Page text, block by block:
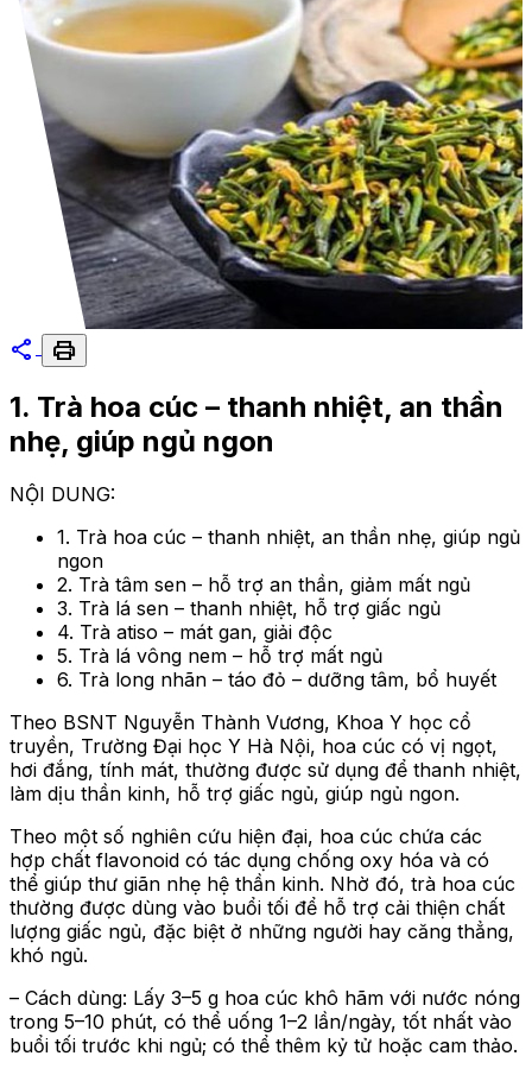
share print
1. Trà hoa cúc – thanh nhiệt, an thần
nhẹ, giúp ngủ ngon
NỘI DUNG:
1. Trà hoa cúc – thanh nhiệt, an thần nhẹ, giúp ngủ
ngon
2. Trà tâm sen – hỗ trợ an thần, giảm mất ngủ
3. Trà lá sen – thanh nhiệt, hỗ trợ giấc ngủ
4. Trà atiso – mát gan, giải độc
5. Trà lá vông nem – hỗ trợ mất ngủ
6. Trà long nhãn – táo đỏ – dưỡng tâm, bổ huyết
Theo BSNT Nguyễn Thành Vương, Khoa Y học cổ
truyền, Trường Đại học Y Hà Nội, hoa cúc có vị ngọt,
hơi đắng, tính mát, thường được sử dụng để thanh nhiệt,
làm dịu thần kinh, hỗ trợ giấc ngủ, giúp ngủ ngon.
Theo một số nghiên cứu hiện đại, hoa cúc chứa các
hợp chất flavonoid có tác dụng chống oxy hóa và có
thể giúp thư giãn nhẹ hệ thần kinh. Nhờ đó, trà hoa cúc
thường được dùng vào buổi tối để hỗ trợ cải thiện chất
lượng giấc ngủ, đặc biệt ở những người hay căng thẳng,
khó ngủ.
– Cách dùng: Lấy 3–5 g hoa cúc khô hãm với nước nóng
trong 5–10 phút, có thể uống 1–2 lần/ngày, tốt nhất vào
buổi tối trước khi ngủ; có thể thêm kỷ tử hoặc cam thảo.